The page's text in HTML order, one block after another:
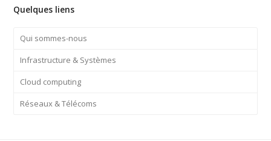
Quelques liens
Qui sommes-nous
Infrastructure & Systèmes
Cloud computing
Réseaux & Télécoms